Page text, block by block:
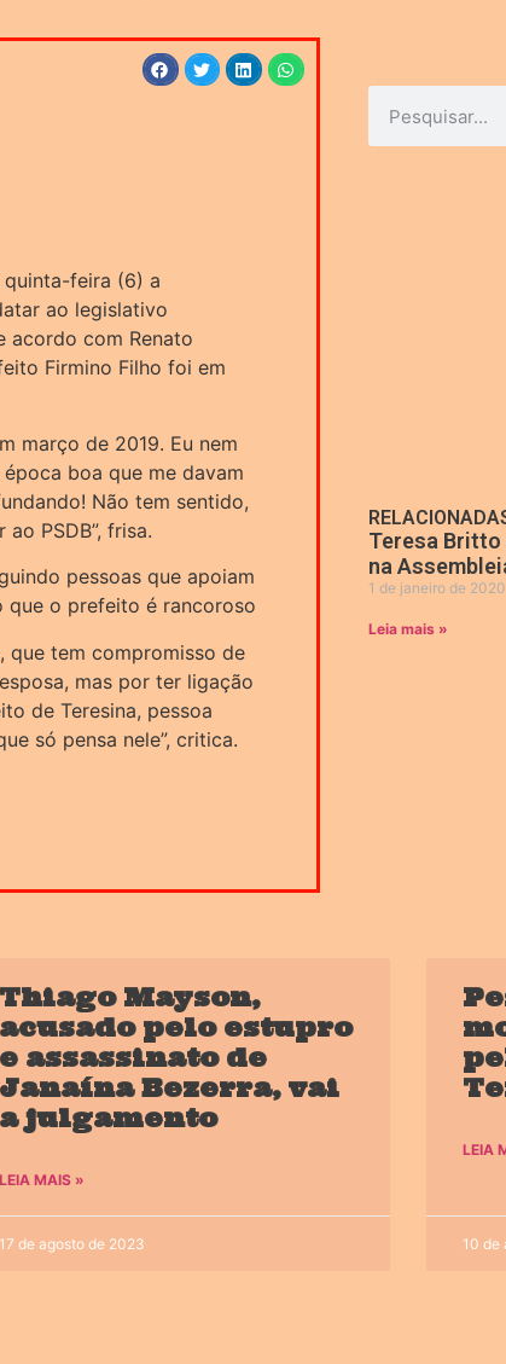
quinta-feira (6) a
ao legislativo
acordo com Renato
Firmino Filho foi em
março de 2019. Eu nem
boa que me davam
Não tem sentido,
PSDB”, frisa.
pessoas que apoiam
que o prefeito é rancoroso
que tem compromisso de
mas por ter ligação
de Teresina, pessoa
só pensa nele”, critica.
Teresa
na
1 de janeiro de 2020
Leia mais »
Thiago Mayson,
acusado pelo estupro
e assassinato de
Janaína Bezerra, vai
a julgamento
LEIA MAIS »
17 de agosto de 2023
LEIA
10 de